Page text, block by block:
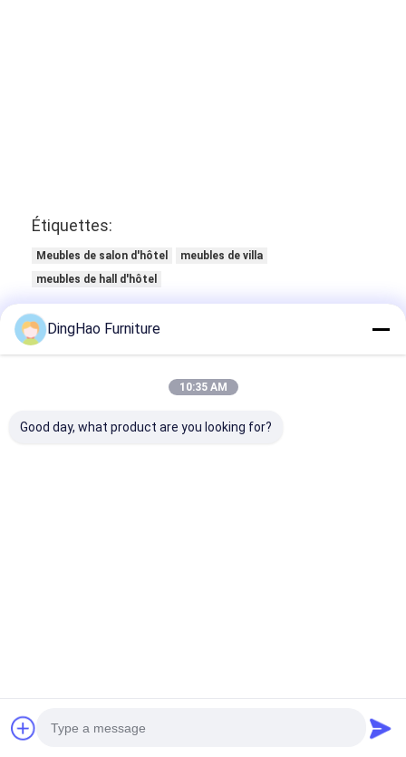
Étiquettes:
Meubles de salon d'hôtel
meubles de villa
meubles de hall d'hôtel
DingHao Furniture
10:35 AM
Good day, what product are you looking for?